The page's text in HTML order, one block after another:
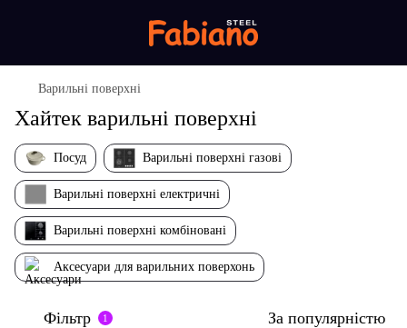
Варильні поверхні
Хайтек варильні поверхні
Посуд Варильні поверхні газові
Варильні поверхні електричні
Варильні поверхні комбіновані
Аксесуари для варильних поверхонь
Фільтр 1 За популярністю